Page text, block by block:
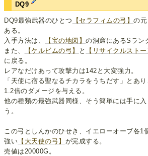
DQ9
DQ9最強武器のひとつ 【セラフィムの弓】の
ある。
入手方法は、
【宝の地図】の洞窟にあるSラン
また、
【ケルビムの弓】 と 【リサイクルストー
に戻る。
レアなだけあって攻撃力は142と大変強力。
「天使に宿る聖なるチカラをうちだす」とあ
1.2倍のダメージを与える。
他の種類の最強武器同様、そう簡単には手に
う。
この弓としんかのひせき、イエローオーブ各1
強い 【大天使の弓】 が完成する。
売値は20000G。